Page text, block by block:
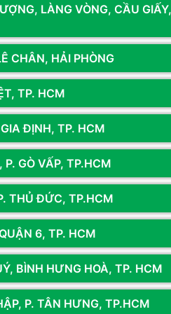
HÀNG TOÀN
CƠ SỞ 5
Địa chỉ:Số 436 Lý Thường Kiệt, Tân
TP.HCM
Hotline:0375.216.234
Bản đồ chỉ dẫn
LÀNG VÒNG, CẦU
CHÂN, HẢI PHÒNG
TP. HCM
ĐỊNH, TP. HCM
GÒ VẤP, TP.HCM
THỦ ĐỨC, TP.HCM
6, TP. HCM
BÌNH HƯNG HOÀ, TP. HCM
P. TÂN HƯNG, TP.HCM